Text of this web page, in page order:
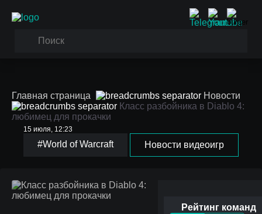
Главная страница
Новости
Класс разбойника в Diablo 4:
любимец для прокачки
15 июля, 12:23
#World of Warcraft Новости видеоигр
Класс разбойника в
Diablo 4: любимец для
Рейтинг команд